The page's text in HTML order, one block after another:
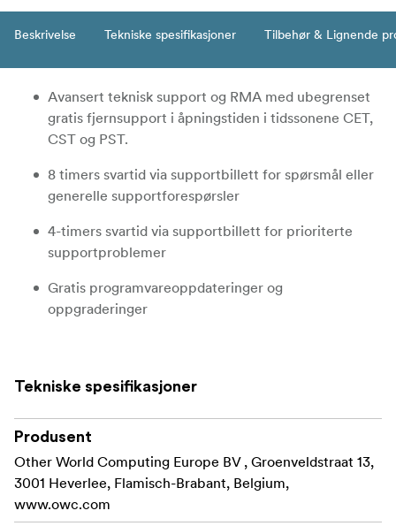
Beskrivelse Tekniske spesifikasjoner Tilbehør & Lignende
Avansert teknisk support og RMA med ubegrenset
gratis fjernsupport i åpningstiden i tidssonene CET,
CST og PST.
8 timers svartid via supportbillett for spørsmål eller
generelle supportforespørsler
4-timers svartid via supportbillett for prioriterte
supportproblemer
Gratis programvareoppdateringer og
oppgraderinger
Forlenger maskinvaregarantien til 5 år
Tekniske spesifikasjoner
Produsent
Other World Computing Europe BV , Groenveldstraat 13,
3001 Heverlee, Flamisch-Brabant, Belgium,
www.owc.com